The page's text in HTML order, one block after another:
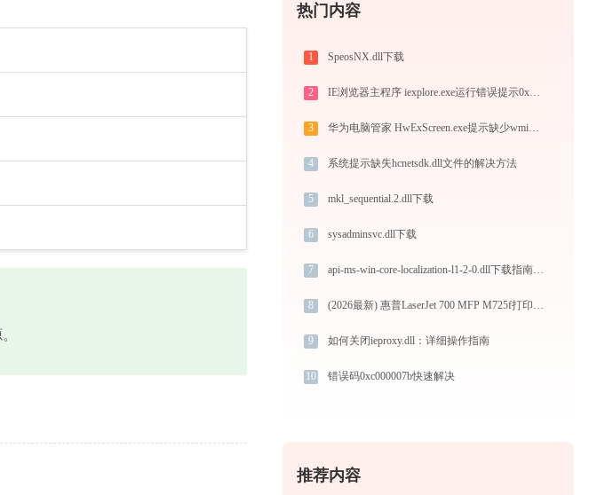
热门内容
1 SpeosNX.dll下载
2 IE浏览器主程序 iexplore.exe运行错误提示0xc0000002的解决办法
3 华为电脑管家 HwExScreen.exe提示缺少wmiutil.dll文件的解决办法
4 系统提示缺失hcnetsdk.dll文件的解决方法
5 mkl_sequential.2.dll下载
6 sysadminsvc.dll下载
7 api-ms-win-core-localization-l1-2-0.dll下载指南：32位/64位系统修复方案
8 (2026最新) 惠普LaserJet 700 MFP M725f打印机连接指南 -金山毒霸
9 如何关闭ieproxy.dll：详细操作指南
10 错误码0xc000007b快速解决
推荐内容